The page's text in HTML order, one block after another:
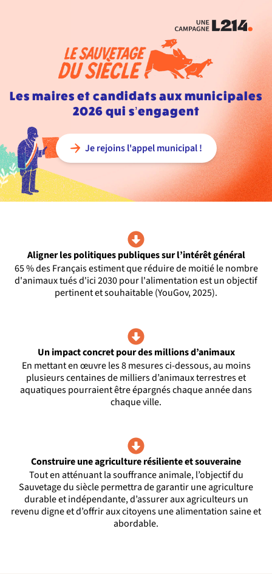
Les maires et candidats aux municipales
2026 qui s’engagent
Je rejoins l'appel municipal !
Aligner les politiques publiques sur l’intérêt général
65 % des Français estiment que réduire de moitié le nombre
d'animaux tués d'ici 2030 pour l'alimentation est un objectif
pertinent et souhaitable (YouGov, 2025).
Un impact concret pour des millions d’animaux
En mettant en œuvre les 8 mesures ci-dessous, au moins
plusieurs centaines de milliers d’animaux terrestres et
aquatiques pourraient être épargnés chaque année dans
chaque ville.
Construire une agriculture résiliente et souveraine
Tout en atténuant la souffrance animale, l’objectif du
Sauvetage du siècle permettra de garantir une agriculture
durable et indépendante, d’assurer aux agriculteurs un
revenu digne et d’offrir aux citoyens une alimentation saine et
abordable.